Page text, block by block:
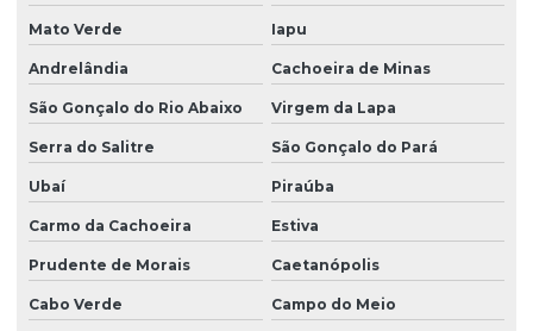
Mato Verde Iapu
Andrelândia Cachoeira de Minas
São Gonçalo do Rio Abaixo Virgem da Lapa
Serra do Salitre São Gonçalo do Pará
Ubaí Piraúba
Carmo da Cachoeira Estiva
Prudente de Morais Caetanópolis
Cabo Verde Campo do Meio